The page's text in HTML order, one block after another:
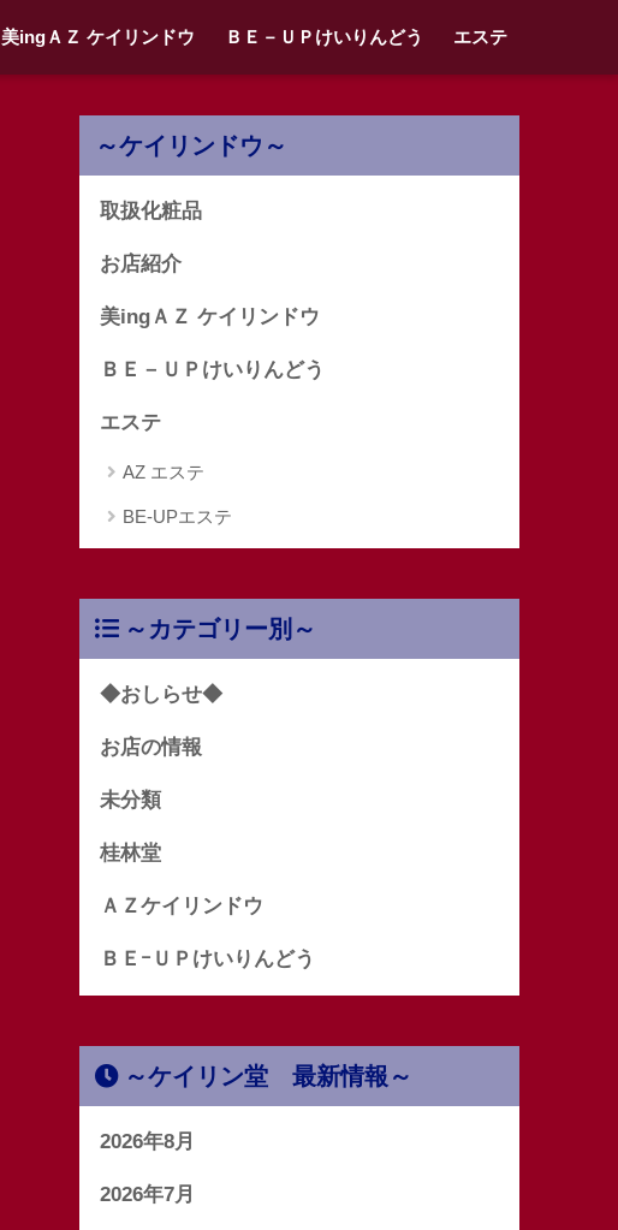
美ingＡＺ ケイリンドウ ＢＥ－ＵＰけいりんどう エステ
～ケイリンドウ～
取扱化粧品
お店紹介
美ingＡＺ ケイリンドウ
ＢＥ－ＵＰけいりんどう
エステ
AZ エステ
BE-UPエステ
～カテゴリー別～
◆おしらせ◆
お店の情報
未分類
桂林堂
ＡＺケイリンドウ
ＢＥｰＵＰけいりんどう
～ケイリン堂 最新情報～
2026年8月
2026年7月